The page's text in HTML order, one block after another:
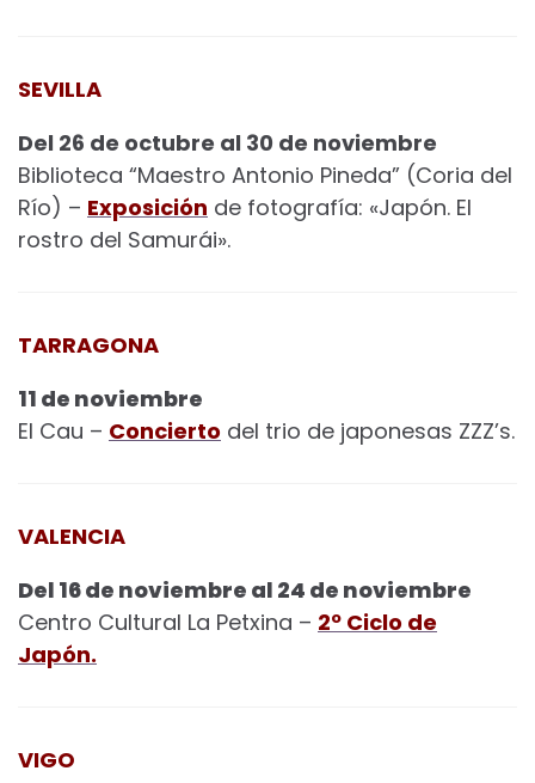
SEVILLA
Del 26 de octubre al 30 de noviembre
Biblioteca “Maestro Antonio Pineda” (Coria del
Río) – Exposición de fotografía: «Japón. El
rostro del Samurái».
TARRAGONA
11 de noviembre
El Cau – Concierto del trio de japonesas ZZZ’s.
VALENCIA
Del 16 de noviembre al 24 de noviembre
Centro Cultural La Petxina – 2º Ciclo de
Japón.
VIGO